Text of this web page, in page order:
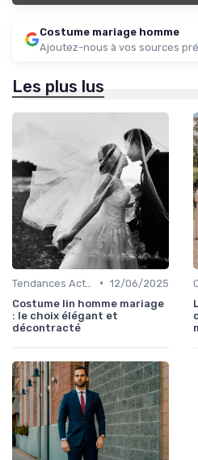
Costume mariage homme
Ajoutez-nous à vos sources
Les plus lus
• 12/06/2025
Costume lin homme mariage
: le choix élégant et
décontracté